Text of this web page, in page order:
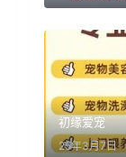
初缘爱宠
25年3月7日